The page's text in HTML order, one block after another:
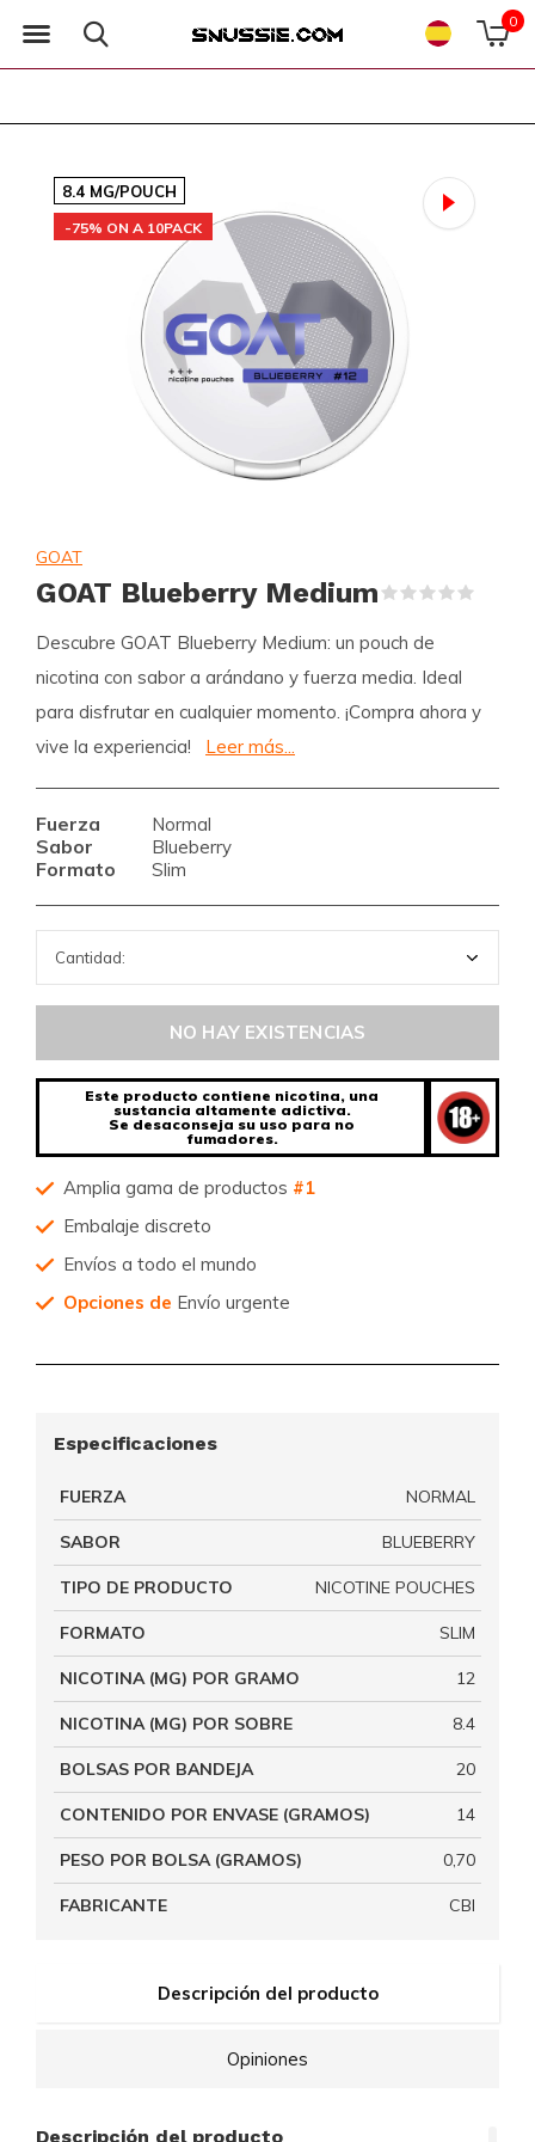
0
8.4 MG/POUCH
-75% ON A 10PACK
GOAT
GOAT Blueberry Medium
Descubre GOAT Blueberry Medium: un pouch de
nicotina con sabor a arándano y fuerza media. Ideal
para disfrutar en cualquier momento. ¡Compra ahora y
vive la experiencia!
Leer más...
Fuerza Normal
Sabor Blueberry
Formato Slim
NO HAY EXISTENCIAS
Este producto contiene nicotina, una
sustancia altamente adictiva.
Se desaconseja su uso para no
fumadores.
Amplia gama de productos #1
Embalaje discreto
Envíos a todo el mundo
Opciones de Envío urgente
Descripción del producto
Opiniones
Descripción del producto
Especificaciones
FUERZA NORMAL
SABOR BLUEBERRY
TIPO DE PRODUCTO NICOTINE POUCHES
FORMATO SLIM
NICOTINA (MG) POR GRAMO 12
NICOTINA (MG) POR SOBRE 8.4
BOLSAS POR BANDEJA 20
CONTENIDO POR ENVASE (GRAMOS) 14
PESO POR BOLSA (GRAMOS) 0,70
FABRICANTE CBI